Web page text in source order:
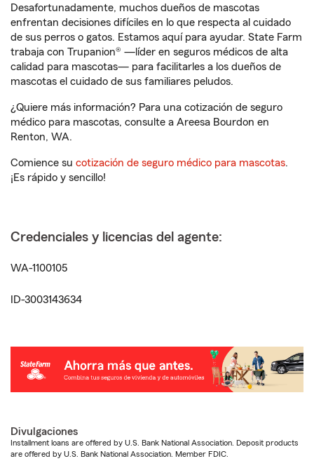
Desafortunadamente, muchos dueños de mascotas
enfrentan decisiones difíciles en lo que respecta al cuidado
de sus perros o gatos. Estamos aquí para ayudar. State Farm
trabaja con Trupanion® —líder en seguros médicos de alta
calidad para mascotas— para facilitarles a los dueños de
mascotas el cuidado de sus familiares peludos.
¿Quiere más información? Para una cotización de seguro
médico para mascotas, consulte a Areesa Bourdon en
Renton, WA.
Comience su cotización de seguro médico para mascotas.
¡Es rápido y sencillo!
Credenciales y licencias del agente:
WA-1100105
ID-3003143634
Divulgaciones
Installment loans are offered by U.S. Bank National Association. Deposit products
are offered by U.S. Bank National Association. Member FDIC.